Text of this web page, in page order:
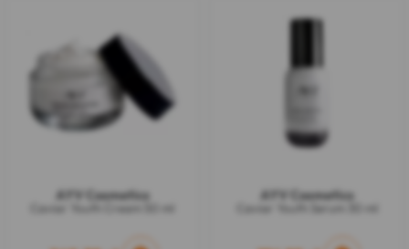
AYV Cosmetics AYV Cosmetics